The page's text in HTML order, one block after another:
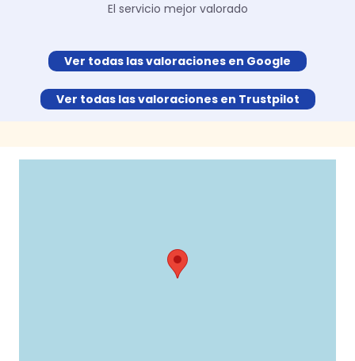
El servicio mejor valorado
Ver todas las valoraciones en Google
Ver todas las valoraciones en Trustpilot